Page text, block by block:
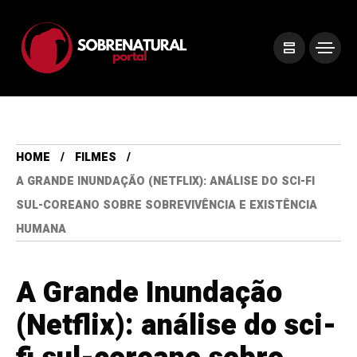
HOME
FILMES
A GRANDE INUNDAÇÃO (NETFLIX): ANÁLISE DO SCI-FI
SUL-COREANO SOBRE SOBREVIVÊNCIA E EXISTÊNCIA
HUMANA
A Grande Inundação
(Netflix): análise do sci-